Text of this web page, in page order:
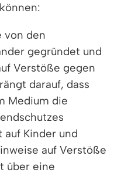
von den
gegründet und
Verstöße gegen
darauf, dass
Medium die
auf Kinder und
auf Verstöße
über eine